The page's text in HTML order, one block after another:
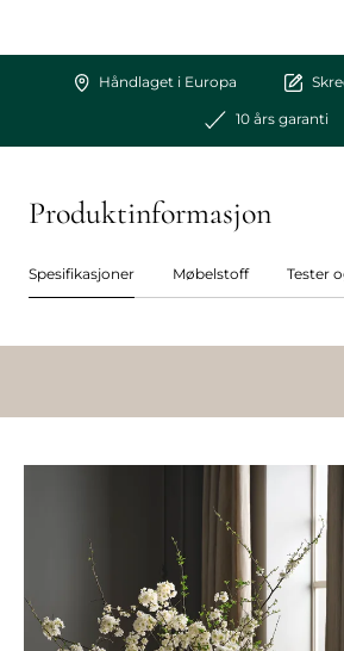
Håndlaget i Europa
10 års garanti
Produktinformasjon
Spesifikasjoner Møbelstoff Tester